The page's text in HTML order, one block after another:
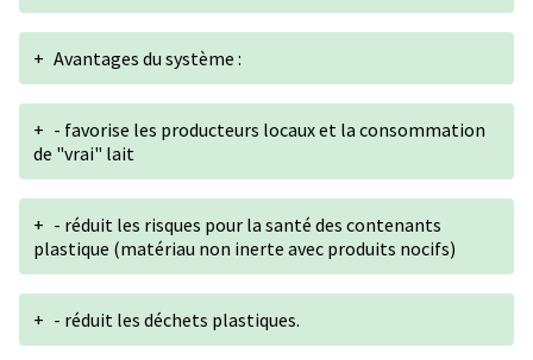
+ Avantages du système :
+ - favorise les producteurs locaux et la consommation
de "vrai" lait
+ - réduit les risques pour la santé des contenants
plastique (matériau non inerte avec produits nocifs)
+ - réduit les déchets plastiques.